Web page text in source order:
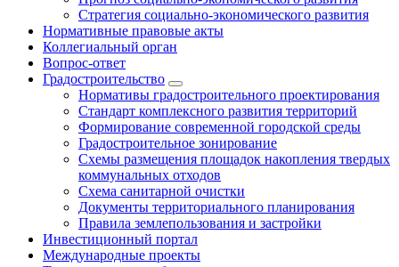
Стратегия социально-экономического развития
Нормативные правовые акты
Коллегиальный орган
Вопрос-ответ
Градостроительство
Нормативы градостроительного проектирования
Стандарт комплексного развития территорий
Формирование современной городской среды
Градостроительное зонирование
Схемы размещения площадок накопления твердых
коммунальных отходов
Схема санитарной очистки
Документы территориального планирования
Правила землепользования и застройки
Инвестиционный портал
Международные проекты